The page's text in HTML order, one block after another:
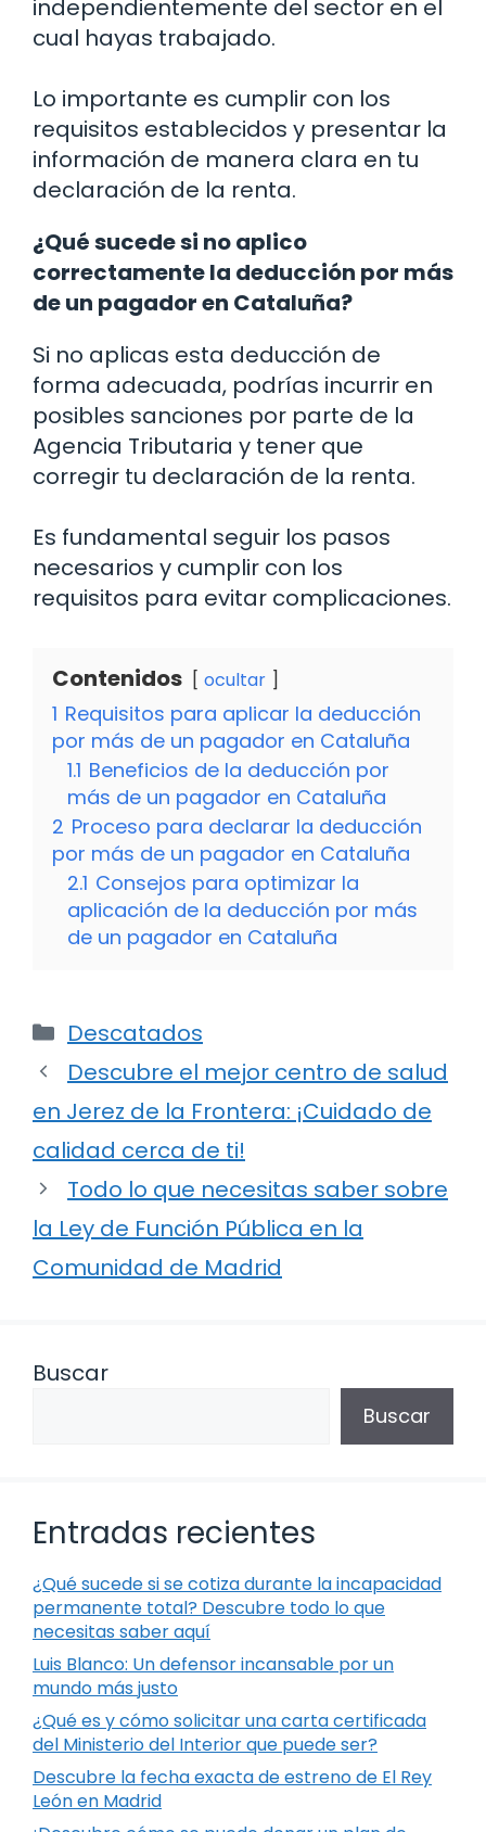
independientemente del sector en el
cual hayas trabajado.
Lo importante es cumplir con los
requisitos establecidos y presentar la
información de manera clara en tu
declaración de la renta.
¿Qué sucede si no aplico
correctamente la deducción por más
de un pagador en Cataluña?
Si no aplicas esta deducción de
forma adecuada, podrías incurrir en
posibles sanciones por parte de la
Agencia Tributaria y tener que
corregir tu declaración de la renta.
Es fundamental seguir los pasos
necesarios y cumplir con los
requisitos para evitar complicaciones.
Contenidos ocultar
1 Requisitos para aplicar la deducción
por más de un pagador en Cataluña
1.1 Beneficios de la deducción por
más de un pagador en Cataluña
2 Proceso para declarar la deducción
por más de un pagador en Cataluña
2.1 Consejos para optimizar la
aplicación de la deducción por más
de un pagador en Cataluña
Categorías
Descatados
Descubre el mejor centro de salud
en Jerez de la Frontera: ¡Cuidado de
calidad cerca de ti!
Todo lo que necesitas saber sobre
la Ley de Función Pública en la
Comunidad de Madrid
Buscar
Buscar
Entradas recientes
¿Qué sucede si se cotiza durante la incapacidad
permanente total? Descubre todo lo que
necesitas saber aquí
Luis Blanco: Un defensor incansable por un
mundo más justo
¿Qué es y cómo solicitar una carta certificada
del Ministerio del Interior que puede ser?
Descubre la fecha exacta de estreno de El Rey
León en Madrid